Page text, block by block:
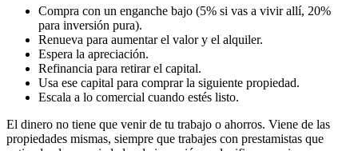
Compra con un enganche bajo (5% si vas a vivir allí, 20%
para inversión pura).
Renueva para aumentar el valor y el alquiler.
Espera la apreciación.
Refinancia para retirar el capital.
Usa ese capital para comprar la siguiente propiedad.
Escala a lo comercial cuando estés listo.
El dinero no tiene que venir de tu trabajo o ahorros. Viene de las
propiedades mismas, siempre que trabajes con prestamistas que